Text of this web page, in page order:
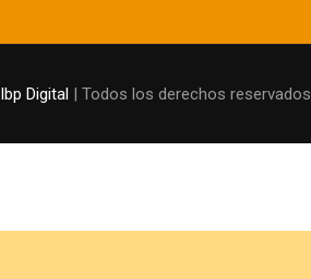
Ibp Digital | Todos los derechos reservados